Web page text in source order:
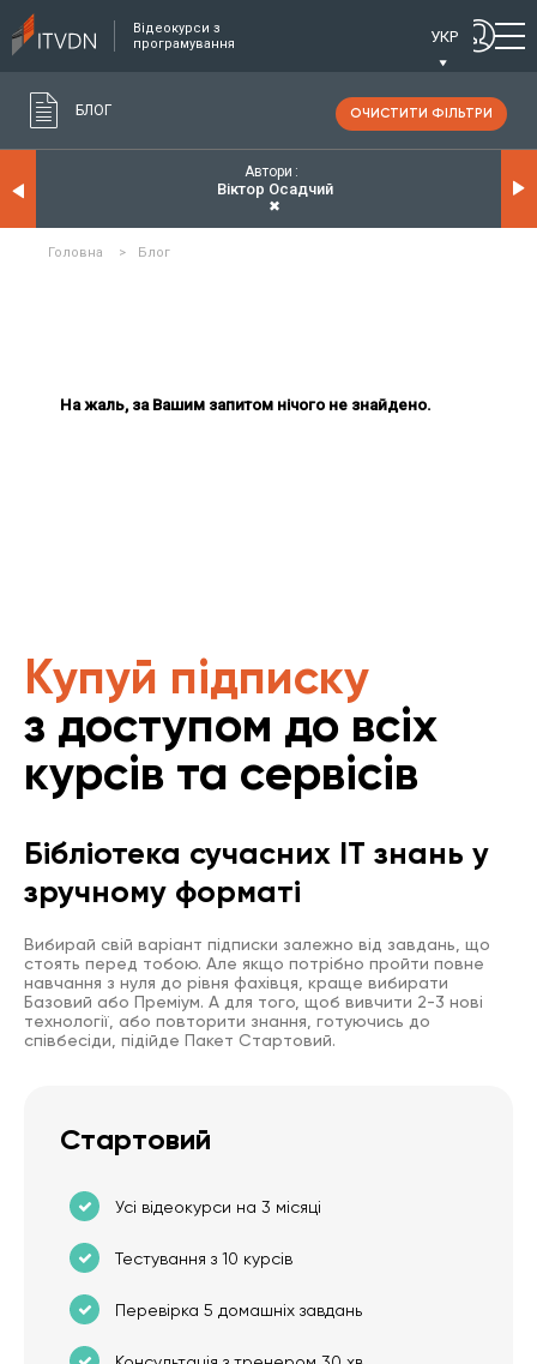
Відеокурси з
програмування
УКР
БЛОГ ОЧИСТИТИ ФІЛЬТРИ
Автори
Віктор Осадчий
✖
Головна > Блог
На жаль, за Вашим запитом нічого не знайдено.
Купуй підписку
з доступом до всіх
курсів та сервісів
Бібліотека сучасних IT знань у
зручному форматі
Вибирай свій варіант підписки залежно від завдань, що
стоять перед тобою. Але якщо потрібно пройти повне
навчання з нуля до рівня фахівця, краще вибирати
Базовий або Преміум. А для того, щоб вивчити 2-3 нові
технології, або повторити знання, готуючись до
співбесіди, підійде Пакет Стартовий.
Стартовий
Усі відеокурси на 3 місяці
Тестування з 10 курсів
Перевірка 5 домашніх завдань